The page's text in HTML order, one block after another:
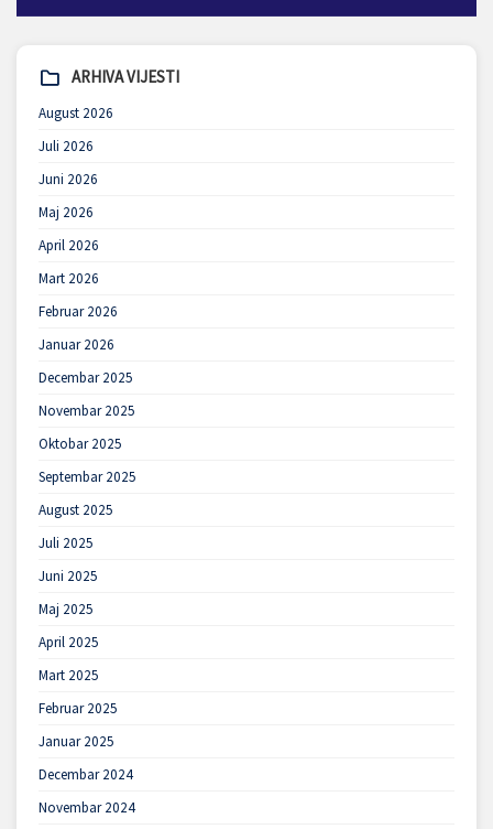
ARHIVA VIJESTI
August 2026
Juli 2026
Juni 2026
Maj 2026
April 2026
Mart 2026
Februar 2026
Januar 2026
Decembar 2025
Novembar 2025
Oktobar 2025
Septembar 2025
August 2025
Juli 2025
Juni 2025
Maj 2025
April 2025
Mart 2025
Februar 2025
Januar 2025
Decembar 2024
Novembar 2024